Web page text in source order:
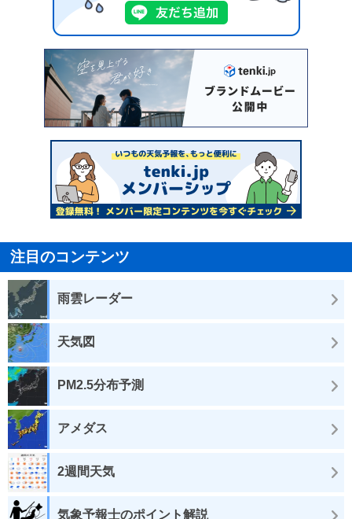
注目のコンテンツ
雨雲レーダー
天気図
PM2.5分布予測
アメダス
2週間天気
気象予報士のポイント解説